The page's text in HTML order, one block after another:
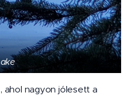
ahol nagyon jólesett a